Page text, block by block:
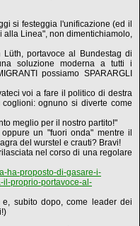
si festeggia l'unificazione (ed il
alla Linea", non dimentichiamolo,
portavoce al Bundestag di
soluzione moderna a tutti i
possiamo SPARARGLI
voi a fare il politico di destra
ognuno si diverte come
meglio per il nostro partito!"
un "fuori onda" mentre il
del wurstel e crauti? Bravi!
nel corso di una regolare
ha-proposto-di-gasare-i-
il-proprio-portavoce-al-
subito dopo, come leader dei